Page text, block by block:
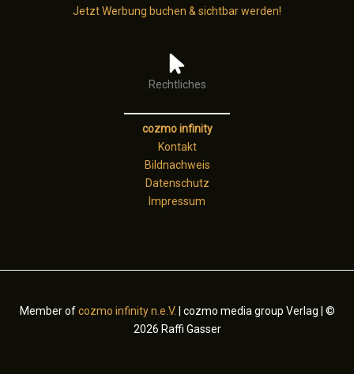
Jetzt Werbung buchen & sichtbar werden!
Rechtliches
cozmo infinity
Kontakt
Bildnachweis
Datenschutz
Impressum
Member ofcozmo infinity n.e.V. | cozmo media group Verlag | ©
2026 Raffi Gasser